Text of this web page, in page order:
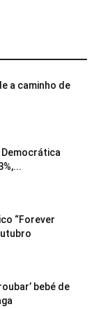
a caminho de
Democrática
“Forever
bebé de